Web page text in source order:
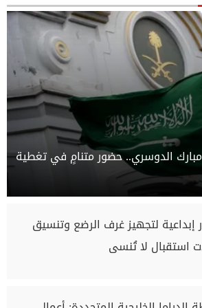
الدوسري.. حضور متنامٍ في تغطية
إبداعية لتجهيز غرف الرضع وتنسيق
استقبال لا تُنسى